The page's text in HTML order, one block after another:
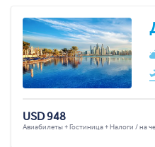
USD 948
Авиабилеты + Гостиница + Налоги / на